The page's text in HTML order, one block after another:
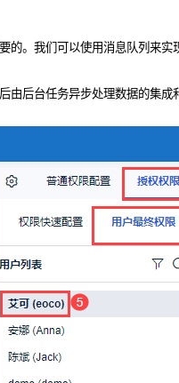
的。我们可以使用消息队列来实
由后台任务异步处理数据的集